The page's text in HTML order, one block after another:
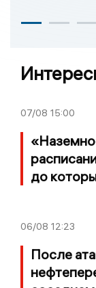
07/08 15:00
до
06/08 12:23
После